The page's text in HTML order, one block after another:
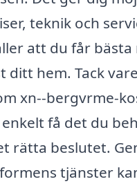
teknik och
att du får bästa
ditt hem. Tack vare
xn--bergvrme-
få det du
rätta beslutet.
tjänster